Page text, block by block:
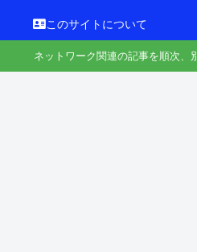
このサイトについて
ネットワーク関連の記事を順次、